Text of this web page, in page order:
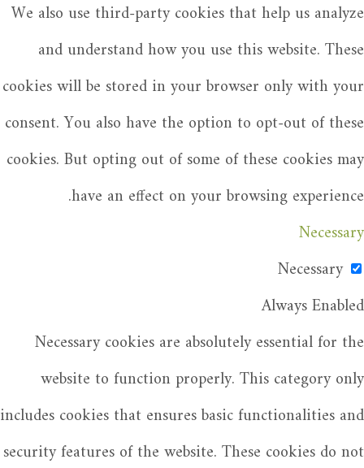
We also use third-party cookies that help us analyze
and understand how you use this website. These
cookies will be stored in your browser only with your
consent. You also have the option to opt-out of these
cookies. But opting out of some of these cookies may
have an effect on your browsing experience.
Necessary
Necessary
Always Enabled
Necessary cookies are absolutely essential for the
website to function properly. This category only
includes cookies that ensures basic functionalities and
security features of the website. These cookies do not